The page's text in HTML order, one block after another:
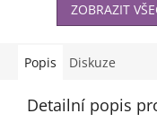
ZOBRAZIT
Popis Diskuze
Detailní popis